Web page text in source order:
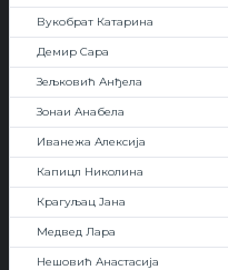
Вукобрат Катарина
Демир Сара
Зељковић Анђела
Зонаи Анабела
Иванежа Алексија
Капицл Николина
Крагуљац Јана
Медвед Лара
Нешовић Анастасија